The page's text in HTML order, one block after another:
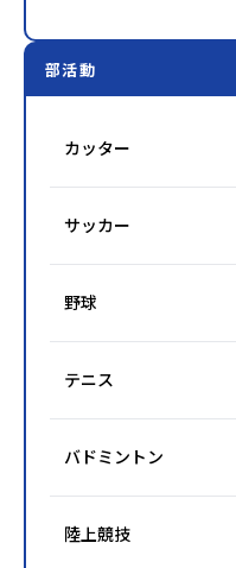
部活動
カッター
サッカー
野球
テニス
バドミントン
陸上競技